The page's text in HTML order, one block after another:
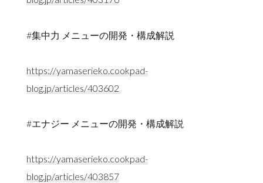
#集中力 メニューの開発・構成解説
https://yamaserieko.cookpad-
blog.jp/articles/403602
#エナジー メニューの開発・構成解説
https://yamaserieko.cookpad-
blog.jp/articles/403857